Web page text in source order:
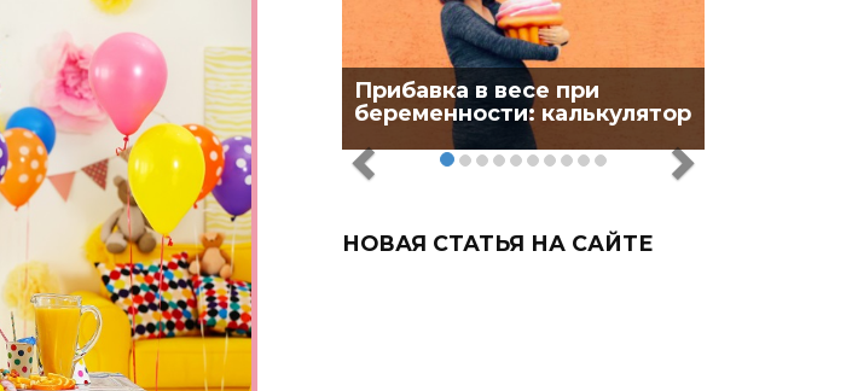
Прибавка в весе при
беременности: калькулятор
НОВАЯ СТАТЬЯ НА САЙТЕ